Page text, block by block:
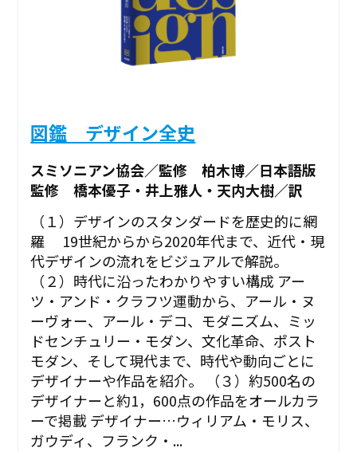
図鑑 デザイン全史
スミソニアン協会／監修 柏木博／日本語版
監修 橋本優子・井上雅人・天内大樹／訳
（１）デザインのスタンダードを歴史的に網
羅 19世紀からから2020年代まで、近代・現
代デザインの流れをビジュアルで解説。
（２）時代に沿ったわかりやすい構成 アー
ツ・アンド・クラフツ運動から、アール・ヌ
ーヴォー、アール・デコ、モダニズム、ミッ
ドセンチュリー・モダン、文化革命、ポスト
モダン、そして現代まで、時代や動向ごとに
デザイナーや作品を紹介。 （３）約500名の
デザイナーと約1，600点の作品をオールカラ
ーで掲載 デザイナー…ウィリアム・モリス、
ガウディ、フランク・...